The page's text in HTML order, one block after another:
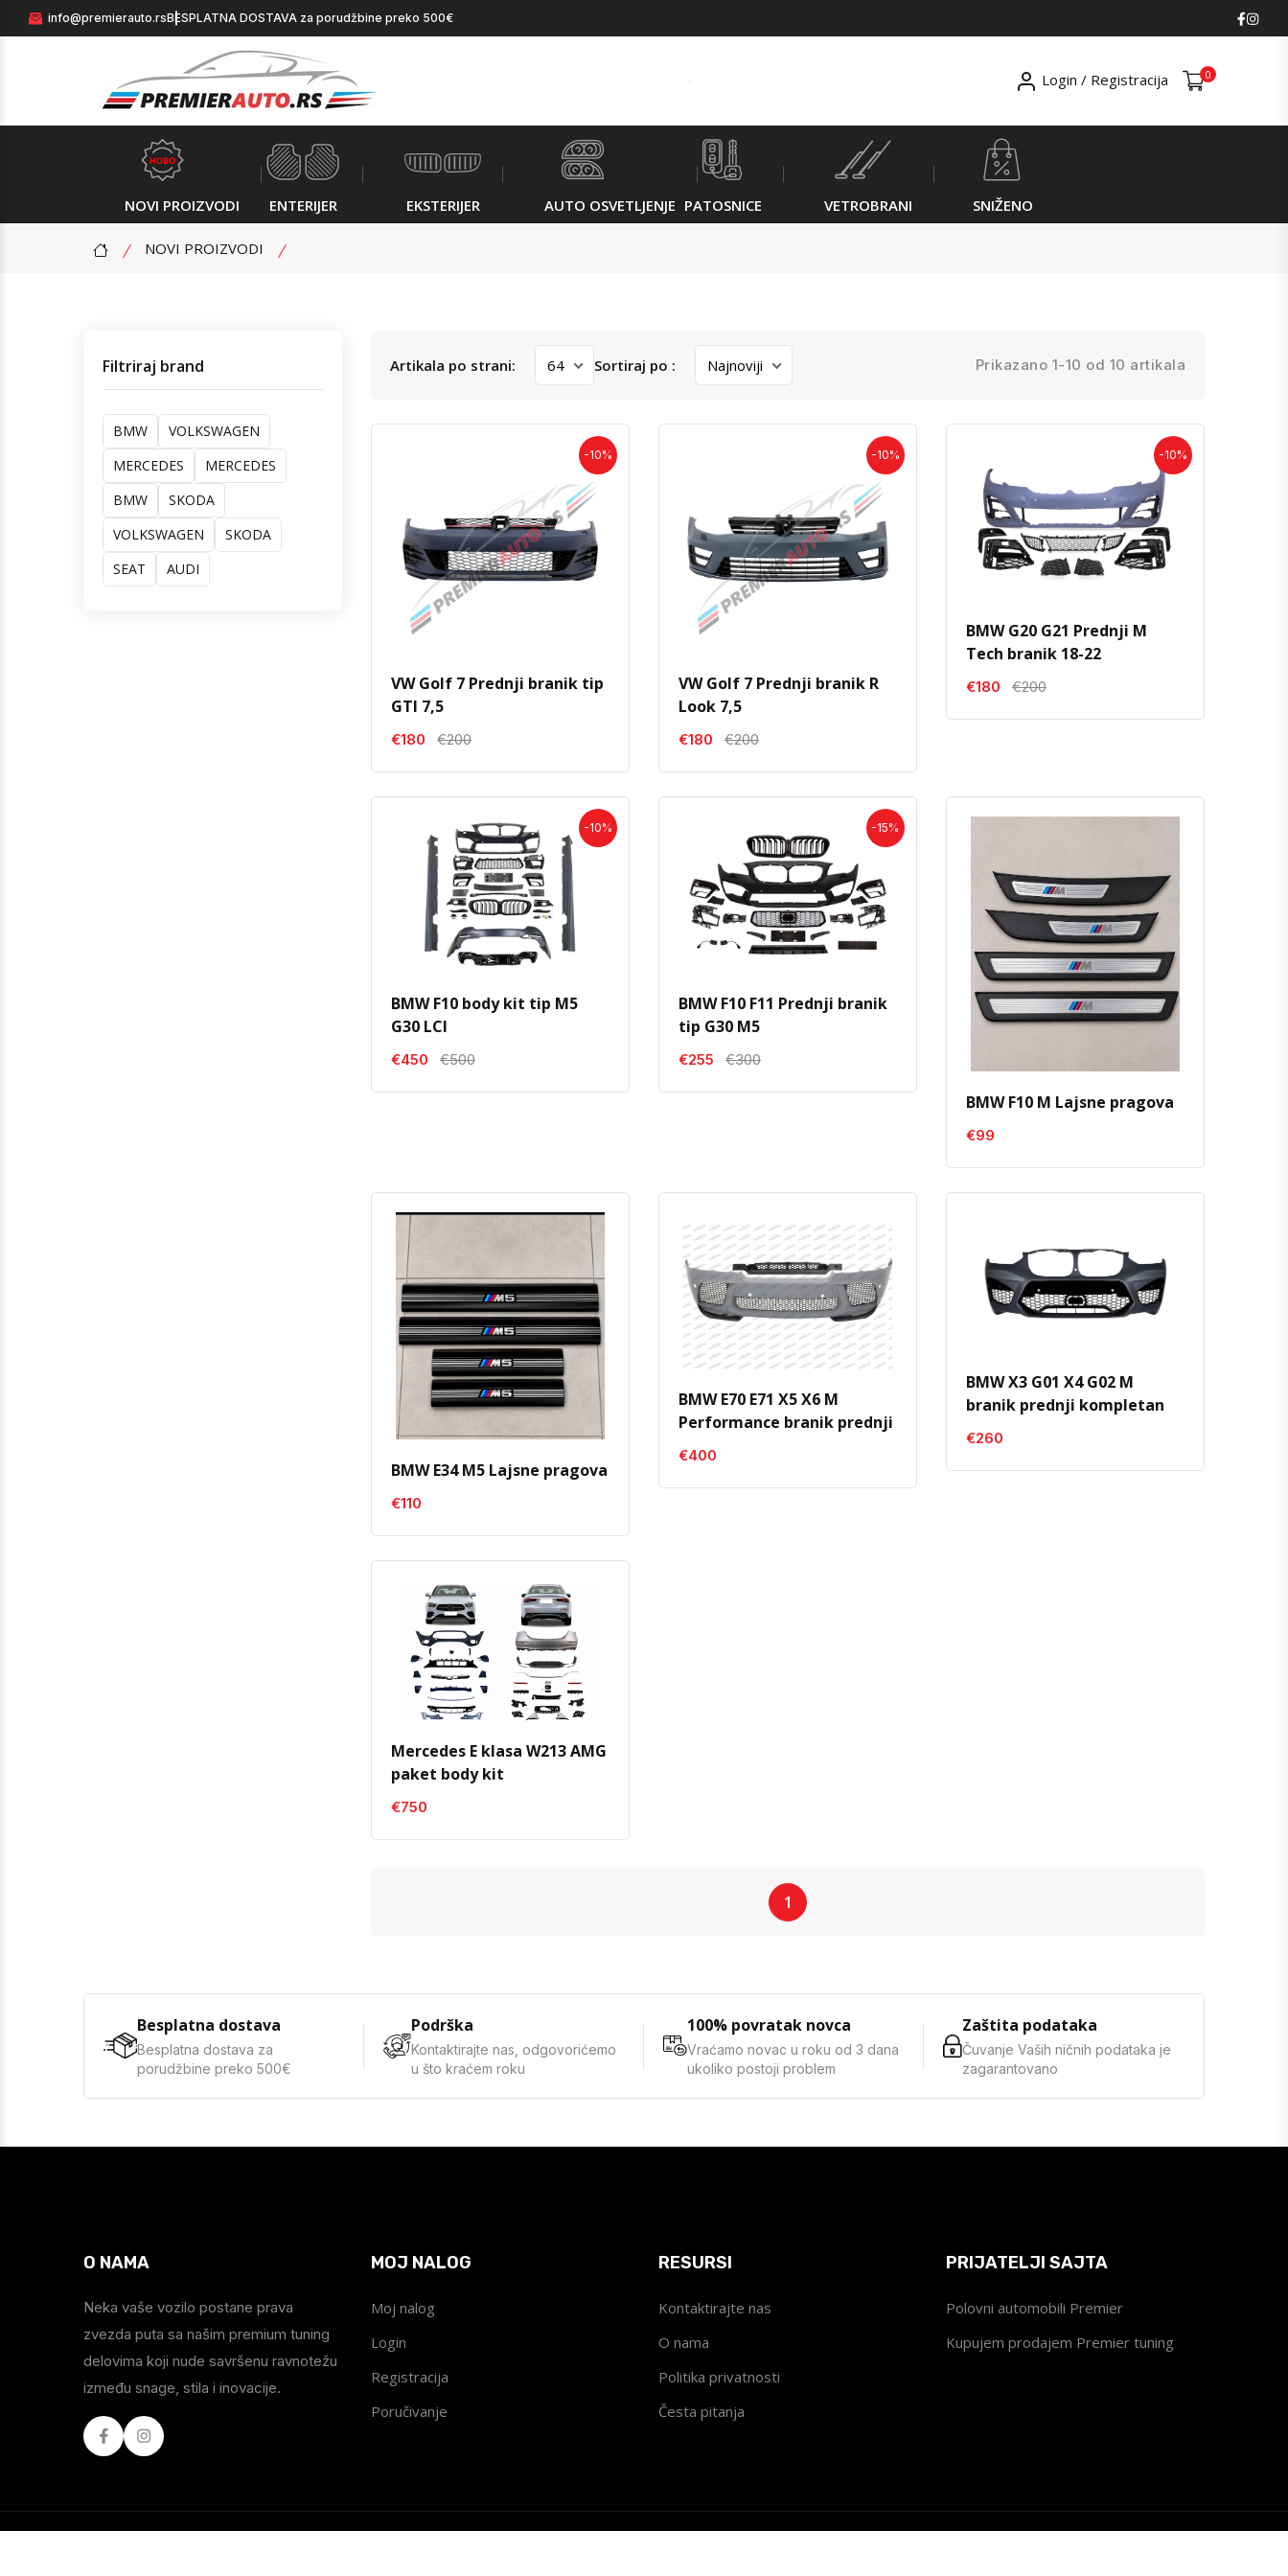
info@premierauto.rsBESPLATNA DOSTAVA za porudžbine preko 500€
Login / Registracija 0
NOVI PROIZVODI ENTERIJER EKSTERIJER AUTO OSVETLJENJE PATOSNICE VETROBRANI SNIŽENO
NOVI PROIZVODI
Filtriraj brand
BMW
VOLKSWAGEN
MERCEDES
MERCEDES
BMW
SKODA
VOLKSWAGEN
SKODA
SEAT
AUDI
Artikala po strani: Sortiraj po : Prikazano 1-10 od 10 artikala
-10%
VW Golf 7 Prednji branik tip
GTI 7,5
€180 €200
-10%
VW Golf 7 Prednji branik R
Look 7,5
€180 €200
-10%
BMW G20 G21 Prednji M
Tech branik 18-22
€180 €200
-10%
BMW F10 body kit tip M5
G30 LCI
€450 €500
-15%
BMW F10 F11 Prednji branik
tip G30 M5
€255 €300
BMW F10 M Lajsne pragova
€99
BMW E34 M5 Lajsne pragova
€110
BMW E70 E71 X5 X6 M
Performance branik prednji
€400
BMW X3 G01 X4 G02 M
branik prednji kompletan
€260
Mercedes E klasa W213 AMG
paket body kit
€750
1
Besplatna dostava
Besplatna dostava za
porudžbine preko 500€
Podrška
Kontaktirajte nas, odgovorićemo
u što kraćem roku
100% povratak novca
Vraćamo novac u roku od 3 dana
ukoliko postoji problem
Zaštita podataka
Čuvanje Vaših ničnih podataka je
zagarantovano
O NAMA
Neka vaše vozilo postane prava
zvezda puta sa našim premium tuning
delovima koji nude savršenu ravnotežu
između snage, stila i inovacije.
FacebookInstagram
MOJ NALOG
Moj nalog
Login
Registracija
Poručivanje
RESURSI
Kontaktirajte nas
O nama
Politika privatnosti
Česta pitanja
PRIJATELJI SAJTA
Polovni automobili Premier
Kupujem prodajem Premier tuning